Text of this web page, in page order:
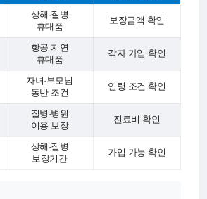
상해·질병
휴대품
보장금액 확인
항공 지연
휴대품
각자 가입 확인
자녀·부모님
동반 조건
연령 조건 확인
질병·병원
이용 보장
진료비 확인
상해·질병
보장기간
가입 가능 확인